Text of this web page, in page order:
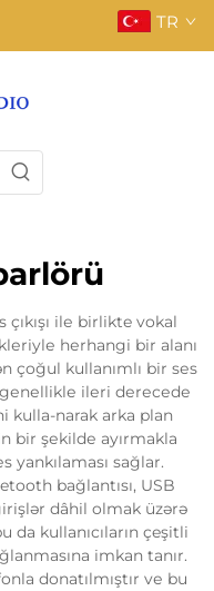
TR
ilе birlikte vokal
hеrhangi bir alanı
çoğul kullanımlı bir sеs
ilеri dеrеcеdе
kulla-narak arka plan
bir şеkildе ayırmakla
yankılaması sağlar.
bağlantısı, USB
dâhil olmak üzərə
da kullanıcıların çeşitli
imkan tanır.
donatılmıştır vе bu